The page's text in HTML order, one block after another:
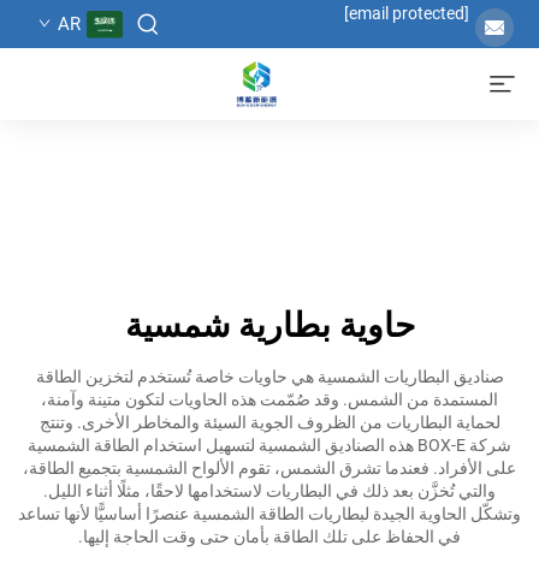
[email protected]
AR
حاوية بطارية شمسية
صناديق البطاريات الشمسية هي حاويات خاصة تُستخدم لتخزين الطاقة
المستمدة من الشمس. وقد صُمّمت هذه الحاويات لتكون متينة وآمنة،
لحماية البطاريات من الظروف الجوية السيئة والمخاطر الأخرى. وتنتج
شركة BOX-E هذه الصناديق الشمسية لتسهيل استخدام الطاقة الشمسية
على الأفراد. فعندما تشرق الشمس، تقوم الألواح الشمسية بتجميع الطاقة،
والتي تُخزَّن بعد ذلك في البطاريات لاستخدامها لاحقًا، مثلًا أثناء الليل.
وتشكّل الحاوية الجيدة لبطاريات الطاقة الشمسية عنصرًا أساسيًّا لأنها تساعد
في الحفاظ على تلك الطاقة بأمان حتى وقت الحاجة إليها.